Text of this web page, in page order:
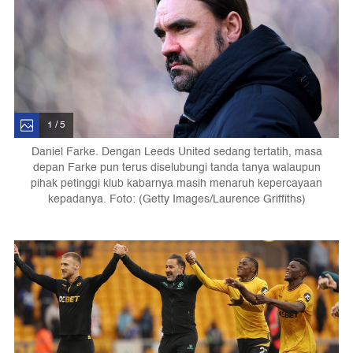
1 / 5
Daniel Farke. Dengan Leeds United sedang tertatih, masa
depan Farke pun terus diselubungi tanda tanya walaupun
pihak petinggi klub kabarnya masih menaruh kepercayaan
kepadanya. Foto: (Getty Images/Laurence Griffiths)